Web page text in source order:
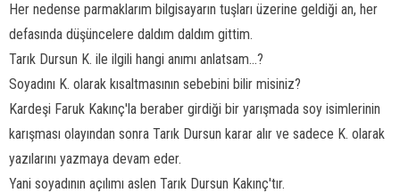
Her nedense parmaklarım bilgisayarın tuşları üzerine geldiği an, her
defasında düşüncelere daldım daldım gittim.
Tarık Dursun K. ile ilgili hangi anımı anlatsam...?
Soyadını K. olarak kısaltmasının sebebini bilir misiniz?
Kardeşi Faruk Kakınç'la beraber girdiği bir yarışmada soy isimlerinin
karışması olayından sonra Tarık Dursun karar alır ve sadece K. olarak
yazılarını yazmaya devam eder.
Yani soyadının açılımı aslen Tarık Dursun Kakınç'tır.